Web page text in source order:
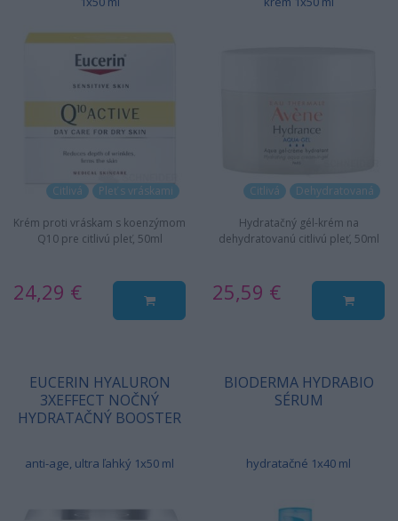
Citlivá Pleť s vráskami
Krém proti vráskam s koenzýmom
Q10 pre citlivú pleť, 50ml
24,29 €
Citlivá Dehydratovaná
Hydratačný gél-krém na
dehydratovanú citlivú pleť, 50ml
25,59 €
EUCERIN HYALURON
3XEFFECT NOČNÝ
HYDRATAČNÝ BOOSTER
anti-age, ultra ľahký 1x50 ml
BIODERMA HYDRABIO
SÉRUM
hydratačné 1x40 ml